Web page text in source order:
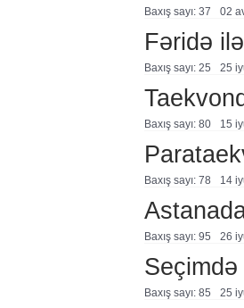
Baxış sayı: 37 02
Fəridə
Baxış sayı: 25 25
Baxış sayı: 80 15
Baxış sayı: 78 14
Baxış sayı: 95 26
Baxış sayı: 85 25